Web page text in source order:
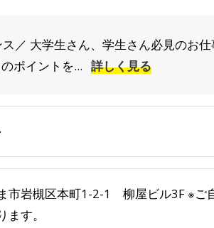
／ 大学生さん、学生さん必見のお
ポイントを... 詳しく見る
市岩槻区本町1-2-1 柳屋ビル3F ※ご
す。